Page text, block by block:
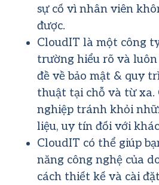
sự cố vì nhân viên
được.
CloudIT là một công
trường hiểu rõ và
đề về bảo mật & quy
thuật tại chỗ và từ xa.
nghiệp tránh khỏi
liệu, uy tín đối với
CloudIT có thể giúp
năng công nghệ của
cách thiết kế và cài